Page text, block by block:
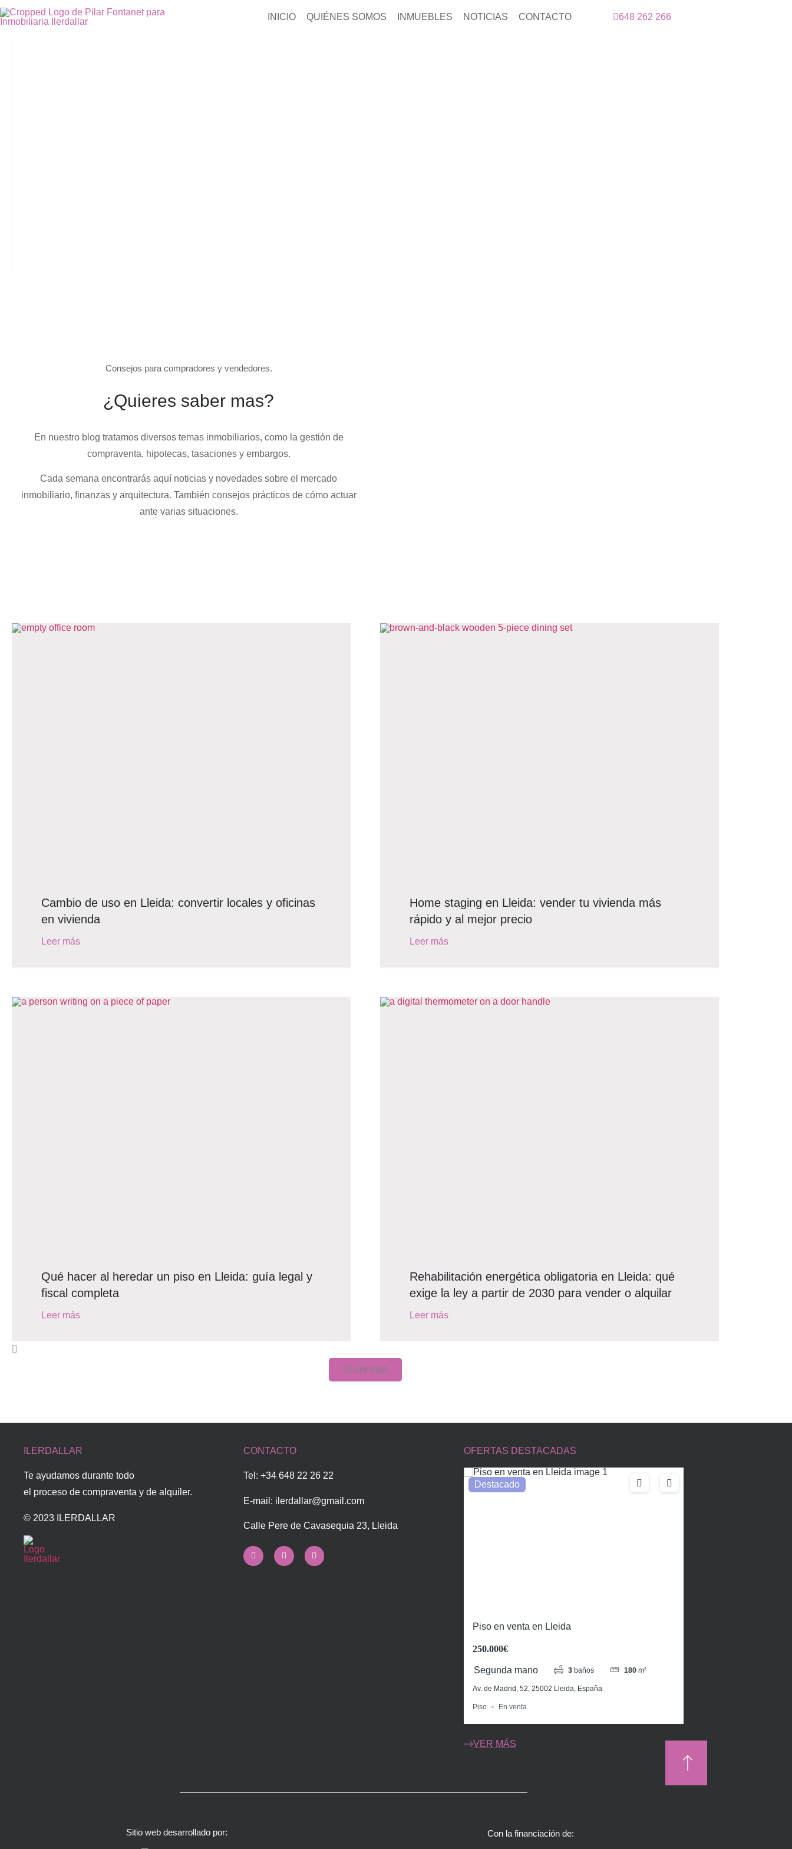
INICIO QUIÉNES SOMOS INMUEBLES NOTICIAS CONTACTO 648 262 266
Consejos para compradores y vendedores.
¿Quieres saber mas?
En nuestro blog tratamos diversos temas inmobiliarios, como la gestión de
compraventa, hipotecas, tasaciones y embargos.
Cada semana encontrarás aquí noticias y novedades sobre el mercado
inmobiliario, finanzas y arquitectura. También consejos prácticos de cómo actuar
ante varias situaciones.
Cambio de uso en Lleida: convertir locales y oficinas
en vivienda
Leer más
Home staging en Lleida: vender tu vivienda más
rápido y al mejor precio
Leer más
Qué hacer al heredar un piso en Lleida: guía legal y
fiscal completa
Leer más
Rehabilitación energética obligatoria en Lleida: qué
exige la ley a partir de 2030 para vender o alquilar
Leer más
Leer mas
ILERDALLAR
Te ayudamos durante todo
el proceso de compraventa y de alquiler.
© 2023 ILERDALLAR
CONTACTO
Tel: +34 648 22 26 22
E-mail: ilerdallar@gmail.com
Calle Pere de Cavasequia 23, Lleida
OFERTAS DESTACADAS
Destacado
Piso en venta en Lleida
250.000€
Segunda mano 3 baños 180 m²
Av. de Madrid, 52, 25002 Lleida, España
Piso En venta
VER MÁS
Sitio web desarrollado por: Con la financiación de: